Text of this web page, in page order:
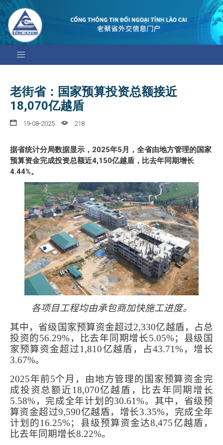
老街省：国家预算投资总额接近
18,070亿越盾
19-08-2025 218
据省统计分局数据显示，2025年5月，全省由地方管理的国家
预算资金完成投资总额近4,150亿越盾，比去年同期增长
4.44%。
各项目工程均由承包商加快施工进度。
其中，省级国家预算资金超过2,330亿越盾，占总
投资的56.29%，比去年同期增长5.05%；县级国
家预算资金超过1,810亿越盾，占43.71%，增长
3.67%。
2025年前5个月，由地方管理的国家预算资金完
成投资总额近18,070亿越盾，比去年同期增长
5.58%，完成全年计划的30.61%。其中，省级预
算资金超过9,590亿越盾，增长3.35%，完成全年
计划的16.25%；县级预算资金达8,475亿越盾，
比去年同期增长8.22%。